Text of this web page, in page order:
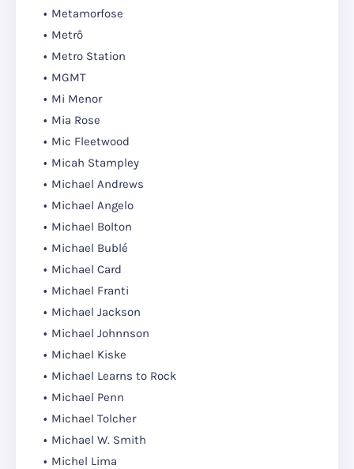
Metamorfose
Metrô
Metro Station
MGMT
Mi Menor
Mia Rose
Mic Fleetwood
Micah Stampley
Michael Andrews
Michael Angelo
Michael Bolton
Michael Bublé
Michael Card
Michael Franti
Michael Jackson
Michael Johnnson
Michael Kiske
Michael Learns to Rock
Michael Penn
Michael Tolcher
Michael W. Smith
Michel Lima